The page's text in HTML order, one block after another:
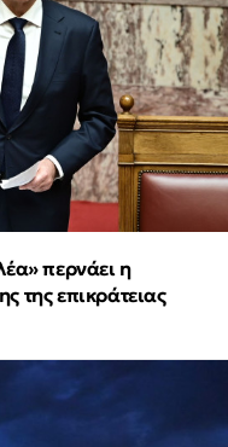
περνάει η
της επικράτειας